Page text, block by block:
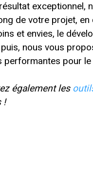
exceptionnel,
de votre projet,
et envies, le
nous vous
performantes pour le
également les
!